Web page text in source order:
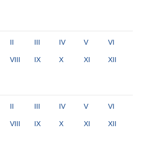
II III IV V VI
VIII IX X XI XII
II III IV V VI
VIII IX X XI XII